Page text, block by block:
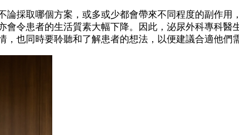
論採取哪個方案，或多或少都會帶來不同程度的副作
會令患者的生活質素大幅下降。因此，泌尿外科專科
也同時要聆聽和了解患者的想法，以便建議合適他們